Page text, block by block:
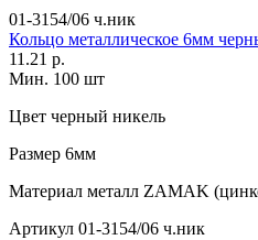
01-3154/06 ч.ник
Кольцо металлическое 6мм
11.21 р.
Мин. 100 шт
Цвет черный никель
Размер 6мм
Материал металл ZAMAK
Артикул 01-3154/06 ч.ник